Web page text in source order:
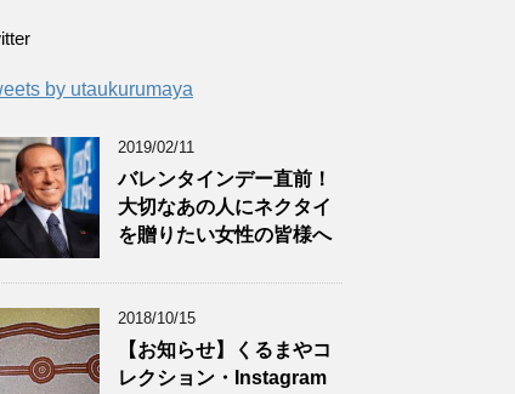
by utaukurumaya
2019/02/11
バレンタインデー直前！
大切なあの人にネクタイ
を贈りたい女性の皆様へ
2018/10/15
【お知らせ】くるまやコ
レクション・Instagram